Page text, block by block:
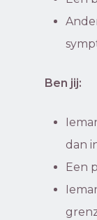
Ben jij:
dan
Een